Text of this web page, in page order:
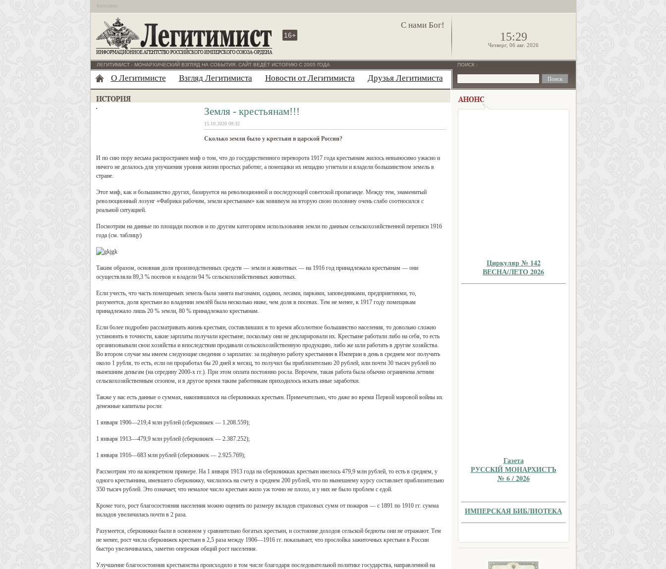
Бесплатно
С нами Бог!
16+ 15:29
Четверг, 06 авг. 2026
ЛЕГИТИМИСТ - МОНАРХИЧЕСКИЙ ВЗГЛЯД НА СОБЫТИЯ. САЙТ ВЕДЁТ ИСТОРИЮ С 2005 ГОДА
О Легитимисте Взгляд Легитимиста Новости от Легитимиста Друзья Легитимиста
Земля - крестьянам!!!
15.10.2020 09:32
Сколько земли было у крестьян в царской России?
И по сию пору весьма распространен миф о том, что до государственного переворота 1917 года крестьянам жилось невыносимо ужасно и
ничего не делалось для улучшения уровня жизни простых работяг, а помещики их нещадно угнетали и владели большинством земель в
стране.
Этот миф, как и большинство других, базируется на революционной и последующей советской пропаганде. Между тем, знаменитый
революционный лозунг «Фабрики рабочим, земли крестьянам» как минимум на вторую свою половину очень слабо соотносился с
реальной ситуацией.
Посмотрим на данные по площади посевов и по другим категориям использования земли по данным сельскохозяйственной переписи 1916
года (см. таблицу)
Таким образом, основная доля производственных средств — земли и животных — на 1916 год принадлежала крестьянам — они
осуществляли 89,3 % посевов и владели 94 % сельскохозяйственных животных.
Если учесть, что часть помещичьих земель была занята выгонами, садами, лесами, парками, заповедниками, предприятиями, то,
разумеется, доля крестьян во владении землёй была несколько ниже, чем доля в посевах. Тем не менее, к 1917 году помещикам
принадлежало лишь 20 % земли, 80 % принадлежало крестьянам.
Если более подробно рассматривать жизнь крестьян, составлявших в то время абсолютное большинство населения, то довольно сложно
установить в точности, какие зарплаты получали крестьяне, поскольку они не декларировали их. Крестьяне работали либо на себя, то есть
организовывали свои хозяйства и впоследствии продавали сельскохозяйственную продукцию, либо же шли работать в другие хозяйства.
Во втором случае мы имеем следующие сведения о зарплатах: за подённую работу крестьянин в Империи в день в среднем мог получить
около 1 рубля, то есть, если он проработал бы 20 дней в месяц, то получил бы приблизительно 20 рублей, или почти 30 тысяч рублей по
нынешним деньгам (на середину 2000-х гг.). При этом оплата постоянно росла. Впрочем, такая работа была обычно ограничена летним
сельскохозяйственным сезоном, и в другое время таким работникам приходилось искать иные заработки.
Также у нас есть данные о суммах, накопившихся на сберкнижках крестьян. Примечательно, что даже во время Первой мировой войны их
денежные капиталы росли:
1 января 1906—219,4 млн рублей (сберкнижек — 1.208.559);
1 января 1913—479,9 млн рублей (сберкнижек — 2.387.252);
1 января 1916—683 млн рублей (сберкнижек — 2.925.769);
Рассмотрим это на конкретном примере. На 1 января 1913 года на сберкнижках крестьян имелось 479,9 млн рублей, то есть в среднем, у
одного крестьянина, имевшего сберкнижку, числилось на счету в среднем 200 рублей, что по нынешнему курсу составляет приблизительно
350 тысяч рублей. Это означает, что немалое число крестьян жило уж точно не плохо, и у них не было проблем с едой.
Кроме того, рост благосостояния населения можно оценить по размеру вкладов страховых сумм от пожаров — с 1891 по 1910 гг. сумма
вкладов увеличилась почти в 2 раза.
Разумеется, сберкнижки были в основном у сравнительно богатых крестьян, и состояние доходов сельской бедноты они не отражают. Тем
не менее, рост числа сберкнижек крестьян в 2,5 раза между 1906—1916 гг. показывает, что прослойка зажиточных крестьян в России
быстро увеличивалась, заметно опережая общий рост населения.
Улучшение благосостояния крестьянства происходило в том числе благодаря последовательной политике государства, направленной на
ПОИСК :
Циркуляр № 142
ВЕСНА/ЛЕТО 2026
Газета
РУССКIЙ МОНАРХИСТЪ
№ 6 / 2026
ИМПЕРСКАЯ БИБЛИОТЕКА
Свидетельство